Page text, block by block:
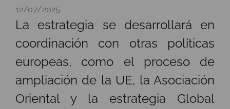
12/07/2025
La estrategia se desarrollará en
coordinación con otras políticas
europeas, como el proceso de
ampliación de la UE, la Asociación
Oriental y la estrategia Global